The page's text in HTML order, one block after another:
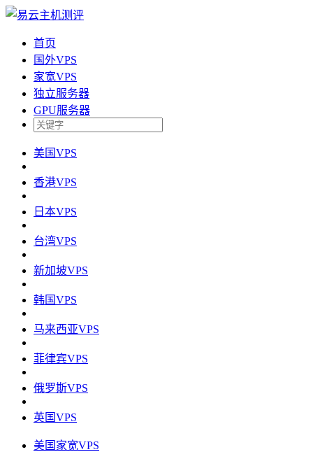
首页
国外VPS
家宽VPS
独立服务器
GPU服务器
美国VPS
香港VPS
日本VPS
台湾VPS
新加坡VPS
韩国VPS
马来西亚VPS
菲律宾VPS
俄罗斯VPS
英国VPS
美国家宽VPS